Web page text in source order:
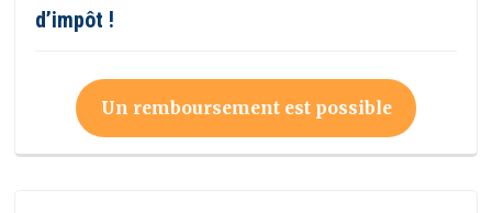
d’impôt !
Un remboursement est possible